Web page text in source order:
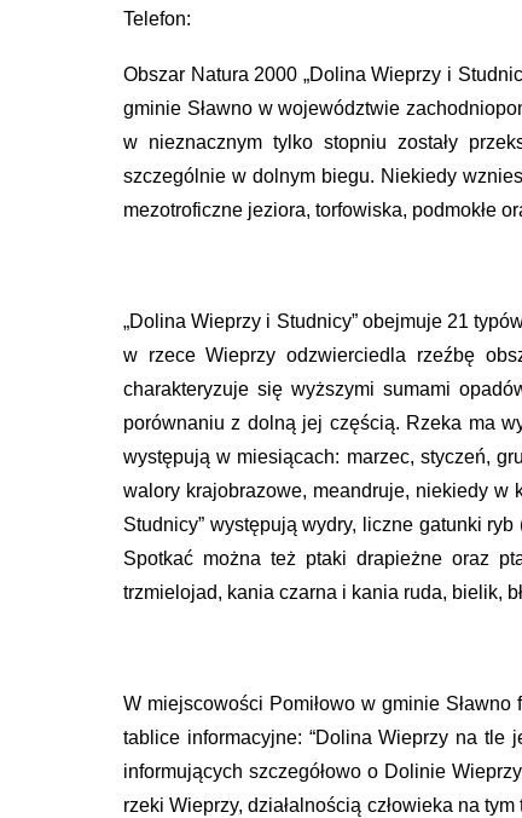
Telefon:
Obszar Natura 2000 „Dolina Wieprzy i
gminie Sławno w województwie
w nieznacznym tylko stopniu zostały
szczególnie w dolnym biegu. Niekiedy
mezotroficzne jeziora, torfowiska, podmokłe
„Dolina Wieprzy i Studnicy” obejmuje 21
w rzece Wieprzy odzwierciedla rzeźbę
charakteryzuje się wyższymi sumami
porównaniu z dolną jej częścią. Rzeka ma
występują w miesiącach: marzec, styczeń,
walory krajobrazowe, meandruje, niekiedy w
Studnicy” występują wydry, liczne gatunki
Spotkać można też ptaki drapieżne oraz
trzmielojad, kania czarna i kania ruda, bielik,
W miejscowości Pomiłowo w gminie
tablice informacyjne: “Dolina Wieprzy na tle
informujących szczegółowo o Dolinie
rzeki Wieprzy, działalnością człowieka na